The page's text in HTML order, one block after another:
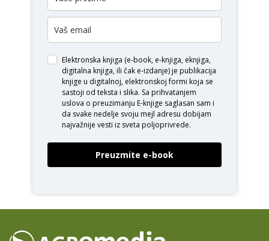
Elektronska knjiga (e-book, e-knjiga, eknjiga,
digitalna knjiga, ili čak e-izdanje) je publikacija
knjige u digitalnoj, elektronskoj formi koja se
sastoji od teksta i slika. Sa prihvatanjem
uslova o preuzimanju E-knjige saglasan sam i
da svake nedelje svoju mejl adresu dobijam
najvažnije vesti iz sveta poljoprivrede.
Preuzmite e-book